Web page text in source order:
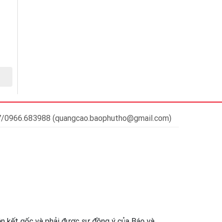
(quangcao.baophutho@gmail.com)